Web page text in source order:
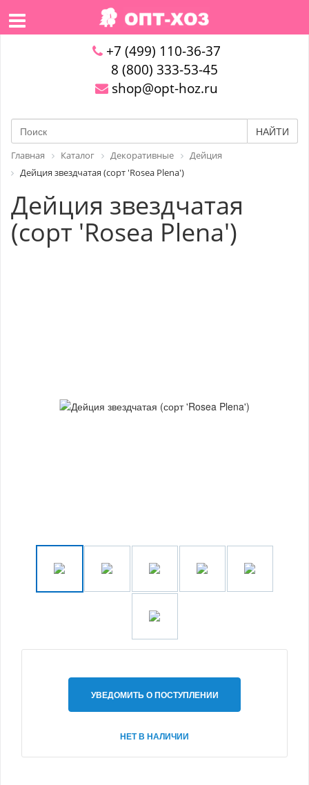
+7 (499) 110-36-37
8 (800) 333-53-45
shop@opt-hoz.ru
НАЙТИ
Главная Каталог Декоративные
Дейция
Дейция звездчатая (сорт 'Rosea Plena')
Дейция звездчатая
(сорт 'Rosea Plena')
УВЕДОМИТЬ О ПОСТУПЛЕНИИ
НЕТ В НАЛИЧИИ